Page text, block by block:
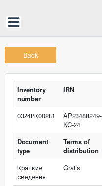
Back
Inventory
number
IRN
0324РК00281
AP23488249-
KC-24
Document
type
Terms of
distribution
Краткие
сведения
Gratis